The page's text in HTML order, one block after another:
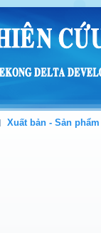
Xuất bản - Sản phẩm